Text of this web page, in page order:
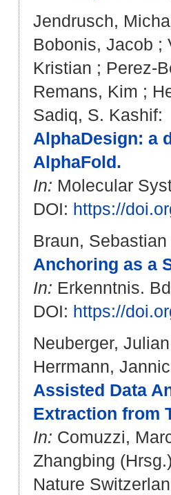
Jendrusch,
Bobonis, Jacob ;
Kristian ; Perez-
Remans, Kim ;
Sadiq, S. Kashif:
AlphaDesign: a
AlphaFold.
In: Molecular
DOI: https://
Braun, Sebastian
Anchoring as a
In: Erkenntnis.
DOI: https://
Neuberger, Julian
Herrmann, Jannic
Assisted Data
Extraction from
In: Comuzzi,
Zhangbing
Nature